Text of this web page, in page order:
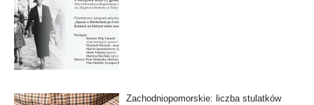
Zachodniopomorskie: liczba stulatków